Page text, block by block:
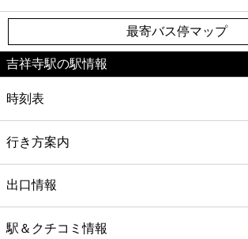
最寄バス停マップ
吉祥寺駅の駅情報
時刻表
行き方案内
出口情報
駅＆クチコミ情報